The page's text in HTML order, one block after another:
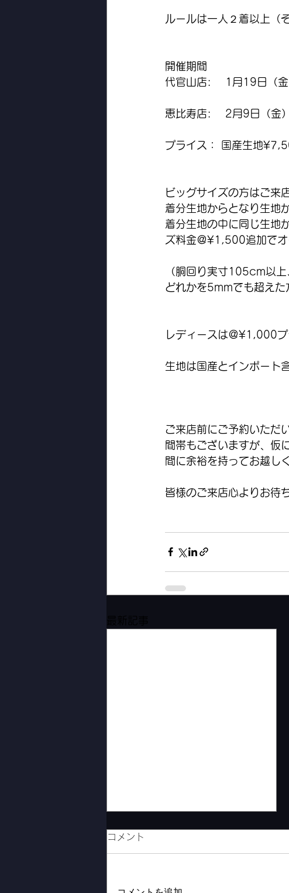
ルールは一人２着以上（
開催期間
代官山店: 　1月19日（金
恵比寿店: 　2月9日（金
プライス： 国産生地
ビッグサイズの方はご来
着分生地からとなり生地
着分生地の中に同じ生地
ズ料金＠¥1,500追加でオ
（胴回り実寸105cm以
どれかを5mmでも超えた
レディースは＠¥1,000プ
生地は国産とインポート
ご来店前にご予約いただ
間帯もございますが、仮
間に余裕を持ってお越し
皆様のご来店心よりお待
コメント